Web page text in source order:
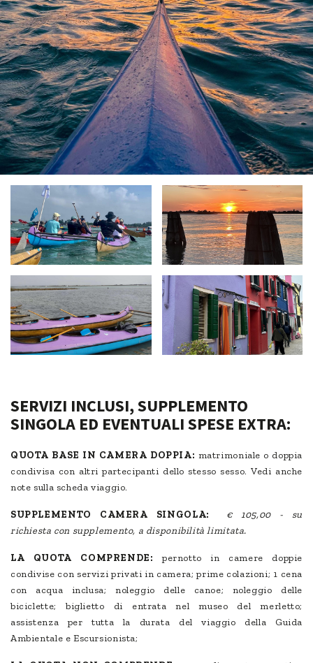
SERVIZI INCLUSI, SUPPLEMENTO
SINGOLA ED EVENTUALI SPESE EXTRA:
QUOTA BASE IN CAMERA DOPPIA: matrimoniale o doppia
condivisa con altri partecipanti dello stesso sesso. Vedi anche
note sulla scheda viaggio.
SUPPLEMENTO CAMERA SINGOLA:
€ 105,00 - su
richiesta con supplemento, a disponibilità limitata.
LA QUOTA COMPRENDE:pernotto in camere doppie
condivise con servizi privati in camera; prime colazioni; 1 cena
con acqua inclusa; noleggio delle canoe; noleggio delle
biciclette; biglietto di entrata nel museo del merletto;
assistenza per tutta la durata del viaggio della Guida
Ambientale e Escursionista;